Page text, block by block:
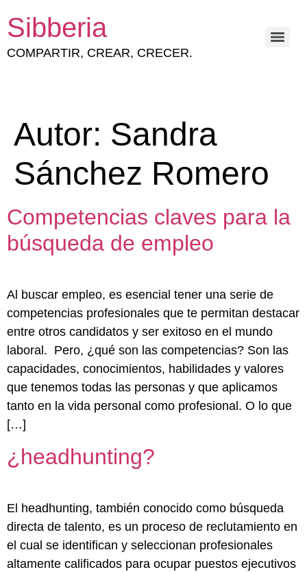
Sibberia
COMPARTIR, CREAR, CRECER.
Autor: Sandra
Sánchez Romero
Competencias claves para la
búsqueda de empleo
Al buscar empleo, es esencial tener una serie de
competencias profesionales que te permitan destacar
entre otros candidatos y ser exitoso en el mundo
laboral. Pero, ¿qué son las competencias? Son las
capacidades, conocimientos, habilidades y valores
que tenemos todas las personas y que aplicamos
tanto en la vida personal como profesional. O lo que
[…]
¿headhunting?
El headhunting, también conocido como búsqueda
directa de talento, es un proceso de reclutamiento en
el cual se identifican y seleccionan profesionales
altamente calificados para ocupar puestos ejecutivos